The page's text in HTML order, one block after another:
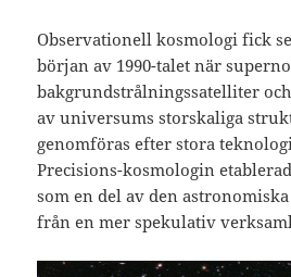
Observationell kosmologi fick
början av 1990-talet när
bakgrundstrålningssatelliter
av universums storskaliga
genomföras efter stora
Precisions-kosmologin
som en del av den
från en mer spekulativ